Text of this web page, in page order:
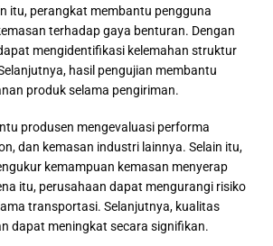
itu, perangkat membantu pengguna
terhadap gaya benturan. Dengan
mengidentifikasi kelemahan struktur
hasil pengujian membantu
produk selama pengiriman.
produsen mengevaluasi performa
dan kemasan industri lainnya. Selain itu,
kemampuan kemasan menyerap
itu, perusahaan dapat mengurangi risiko
transportasi. Selanjutnya, kualitas
dapat meningkat secara signifikan.